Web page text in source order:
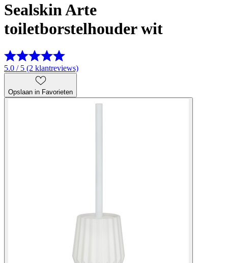
Sealskin Arte
toiletborstelhouder wit
5.0 / 5 (2 klantreviews)
Opslaan in Favorieten